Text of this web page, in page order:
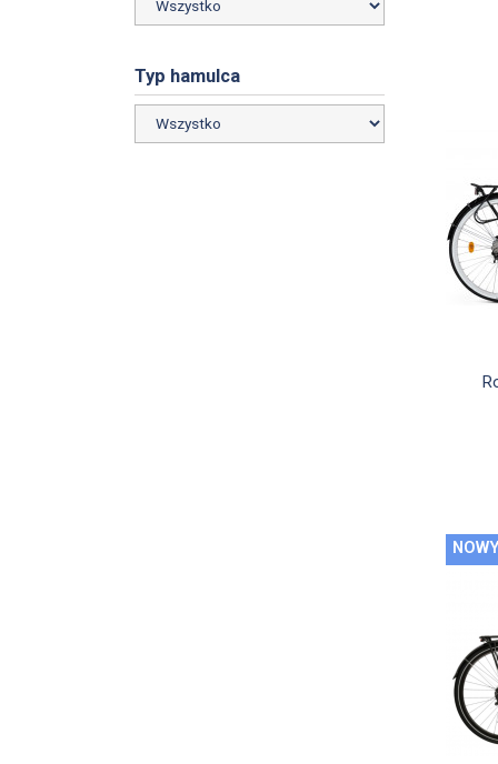
Typ hamulca